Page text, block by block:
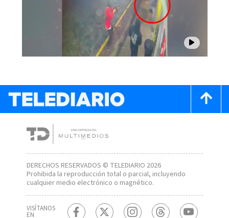
DERECHOS RESERVADOS © TELEDIARIO 2026
Prohibida la reproducción total o parcial, incluyendo
cualquier medio electrónico o magnético.
VISÍTANOS
EN